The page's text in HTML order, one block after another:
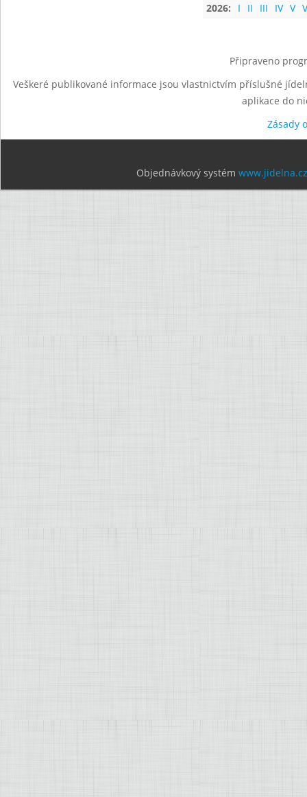
2026:
I II III IV V
Připraveno
Veškeré publikované informace jsou vlastnictvím příslušné
aplikace do
Zásady
Objednávkový systém www.jidelna.cz